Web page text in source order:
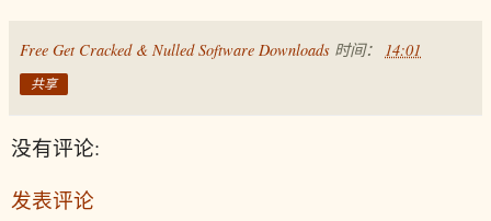
Free Get Cracked & Nulled Software Downloads 时间： 14:01
共享
没有评论:
发表评论